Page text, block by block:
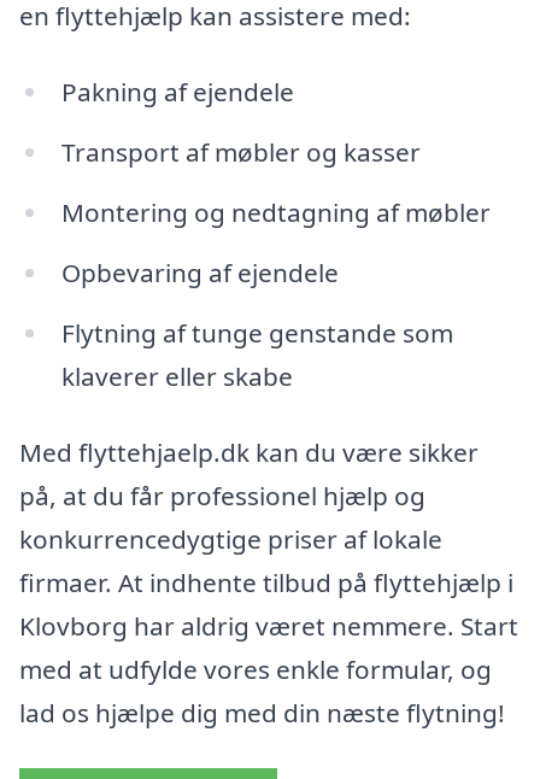
en flyttehjælp kan assistere med:
Pakning af ejendele
Transport af møbler og kasser
Montering og nedtagning af møbler
Opbevaring af ejendele
Flytning af tunge genstande som
klaverer eller skabe
Med flyttehjaelp.dk kan du være sikker
på, at du får professionel hjælp og
konkurrencedygtige priser af lokale
firmaer. At indhente tilbud på flyttehjælp i
Klovborg har aldrig været nemmere. Start
med at udfylde vores enkle formular, og
lad os hjælpe dig med din næste flytning!